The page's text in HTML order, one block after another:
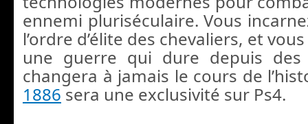
ennemi pluriséculaire. Vous
l’ordre d’élite des chevaliers, et
une guerre qui dure depuis
changera à jamais le cours de
1886 sera une exclusivité sur Ps4.